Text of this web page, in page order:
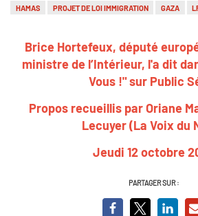
HAMAS PROJET DE LOI IMMIGRATION GAZA
Brice Hortefeux, député
ministre de l’Intérieur, l'a dit
Vous !" sur Public
Propos recueillis par Oriane
Lecuyer (La Voix du
Jeudi 12 octobre
PARTAGER SUR :